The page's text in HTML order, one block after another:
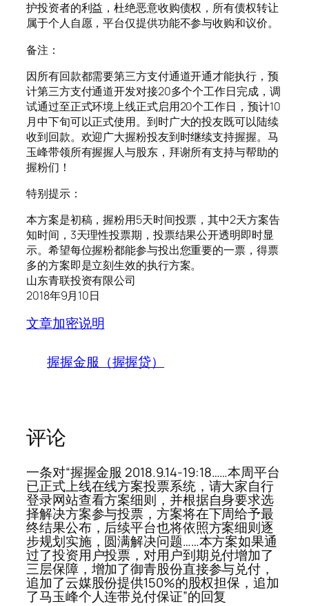
护投资者的利益，杜绝恶意收购债权，所有债权转让
属于个人自愿，平台仅提供功能不参与收购和议价。
备注：
因所有回款都需要第三方支付通道开通才能执行，预
计第三方支付通道开发对接20多个个工作日完成，调
试通过至正式环境上线正式启用20个工作日，预计10
月中下旬可以正式使用。到时广大的投友既可以陆续
收到回款。欢迎广大握粉投友到时继续支持握握。马
玉峰带领所有握握人与股东，拜谢所有支持与帮助的
握粉们！
特别提示：
本方案是初稿，握粉用5天时间投票，其中2天方案告
知时间，3天理性投票期，投票结果公开透明即时显
示。希望每位握粉都能参与投出您重要的一票，得票
多的方案即是立刻生效的执行方案。
山东青联投资有限公司
2018年9月10日
文章加密说明
握握金服（握握贷）
评论
一条对“握握金服 2018.9.14-19:18……本周平台
已正式上线在线方案投票系统，请大家自行
登录网站查看方案细则，并根据自身要求选
择解决方案参与投票，方案将在下周给予最
终结果公布，后续平台也将依照方案细则逐
步规划实施，圆满解决问题……本方案如果通
过了投资用户投票，对用户到期兑付增加了
三层保障，增加了御青股份直接参与兑付，
追加了云媒股份提供150%的股权担保，追加
了马玉峰个人连带兑付保证”的回复